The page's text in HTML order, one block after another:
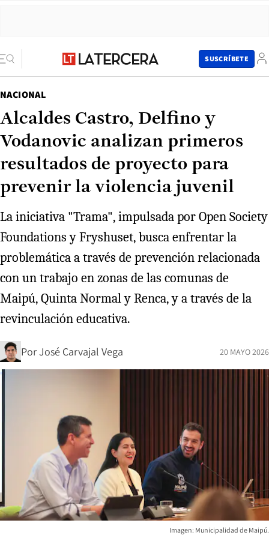
SUSCRÍBETE
NACIONAL
Alcaldes Castro, Delfino y
Vodanovic analizan primeros
resultados de proyecto para
prevenir la violencia juvenil
La iniciativa "Trama", impulsada por Open Society
Foundations y Fryshuset, busca enfrentar la
problemática a través de prevención relacionada
con un trabajo en zonas de las comunas de
Maipú, Quinta Normal y Renca, y a través de la
revinculación educativa.
PorJosé Carvajal Vega 20 MAYO 2026
Imagen: Municipalidad de Maipú.